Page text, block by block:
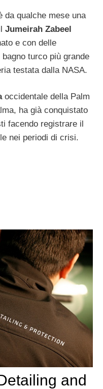
da qualche mese una
Jumeirah Zabeel
e con delle
turco più grande
testata dalla NASA.
occidentale della Palm
ha già conquistato
facendo registrare il
nei periodi di crisi.
and